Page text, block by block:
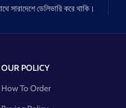
সারাদেশে ডেলিভারি করে থাকি।
OUR POLICY
How To Order